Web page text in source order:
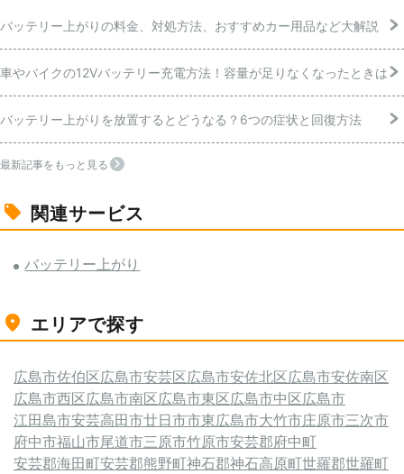
バッテリー上がりの料金、対処方法、おすすめカー用品など大解説
車やバイクの12Vバッテリー充電方法！容量が足りなくなったときは
バッテリー上がりを放置するとどうなる？6つの症状と回復方法
最新記事をもっと見る
関連サービス
バッテリー上がり
エリアで探す
広島市佐伯区広島市安芸区広島市安佐北区広島市安佐南区
広島市西区広島市南区広島市東区広島市中区広島市
江田島市安芸高田市廿日市市東広島市大竹市庄原市三次市
府中市福山市尾道市三原市竹原市安芸郡府中町
安芸郡海田町安芸郡熊野町神石郡神石高原町世羅郡世羅町